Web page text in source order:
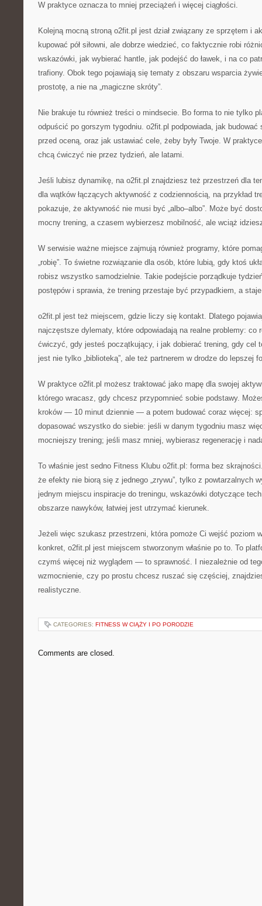
W praktyce oznacza to mniej przeciążeń i więcej ciągłości.
Kolejną mocną stroną o2fit.pl jest dział związany ze sprzętem i
kupować pół siłowni, ale dobrze wiedzieć, co faktycznie robi
wskazówki, jak wybierać hantle, jak podejść do ławek, i na co
trafiony. Obok tego pojawiają się tematy z obszaru wsparcia
prostotę, a nie na „magiczne skróty”.
Nie brakuje tu również treści o mindsecie. Bo forma to nie tylko
odpuścić po gorszym tygodniu. o2fit.pl podpowiada, jak
przed oceną, oraz jak ustawiać cele, żeby były Twoje. W
chcą ćwiczyć nie przez tydzień, ale latami.
Jeśli lubisz dynamikę, na o2fit.pl znajdziesz też przestrzeń dla
dla wątków łączących aktywność z codziennością, na przykład
pokazuje, że aktywność nie musi być „albo–albo”. Może być
mocny trening, a czasem wybierzesz mobilność, ale wciąż
W serwisie ważne miejsce zajmują również programy, które
„robię”. To świetne rozwiązanie dla osób, które lubią, gdy ktoś
robisz wszystko samodzielnie. Takie podejście porządkuje
postępów i sprawia, że trening przestaje być przypadkiem, a
o2fit.pl jest też miejscem, gdzie liczy się kontakt. Dlatego
najczęstsze dylematy, które odpowiadają na realne problemy: co
ćwiczyć, gdy jesteś początkujący, i jak dobierać trening, gdy cel
jest nie tylko „biblioteką”, ale też partnerem w drodze do lepszej
W praktyce o2fit.pl możesz traktować jako mapę dla swojej
którego wracasz, gdy chcesz przypomnieć sobie podstawy.
kroków — 10 minut dziennie — a potem budować coraz więcej:
dopasować wszystko do siebie: jeśli w danym tygodniu masz
mocniejszy trening; jeśli masz mniej, wybierasz regenerację i
To właśnie jest sedno Fitness Klubu o2fit.pl: forma bez
że efekty nie biorą się z jednego „zrywu”, tylko z powtarzalnych
jednym miejscu inspiracje do treningu, wskazówki dotyczące
obszarze nawyków, łatwiej jest utrzymać kierunek.
Jeżeli więc szukasz przestrzeni, która pomoże Ci wejść poziom
konkret, o2fit.pl jest miejscem stworzonym właśnie po to. To
czymś więcej niż wyglądem — to sprawność. I niezależnie od
wzmocnienie, czy po prostu chcesz ruszać się częściej,
realistyczne.
CATEGORIES: FITNESS W CIĄŻY I PO PORODZIE
Comments are closed.